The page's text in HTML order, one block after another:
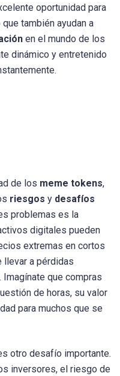
oportunidad para
también ayudan a
en el mundo de los
dinámico y entretenido
de los meme tokens,
riesgos y desafíos
problemas es la
digitales pueden
extremas en cortos
llevar a pérdidas
que compras
de horas, su valor
para muchos que se
otro desafío importante.
inversores, el riesgo de